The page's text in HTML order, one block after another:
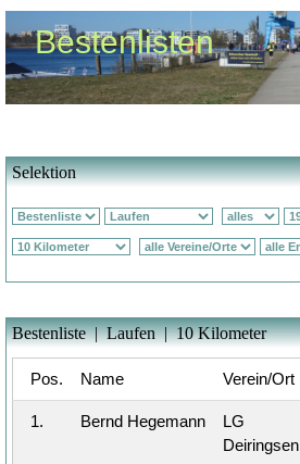
Bestenlisten
Selektion
Bestenliste | Laufen | 10 Kilometer
Pos. Name Verein/Ort
1. Bernd Hegemann
LG
Deiringsen